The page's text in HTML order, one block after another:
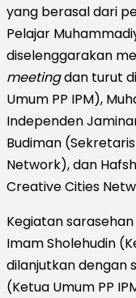
yang berasal dari
Pelajar
diselenggarakan
meetingdan turut
Umum PP IPM),
Independen
Budiman
Network), dan
Creative Cities
Kegiatan
Imam Sholehudin
dilanjutkan dengan
(Ketua Umum PP